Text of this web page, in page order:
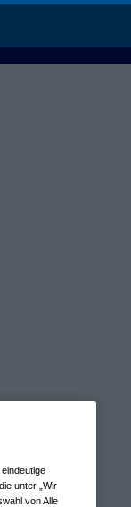
unter „Wir
von Alle